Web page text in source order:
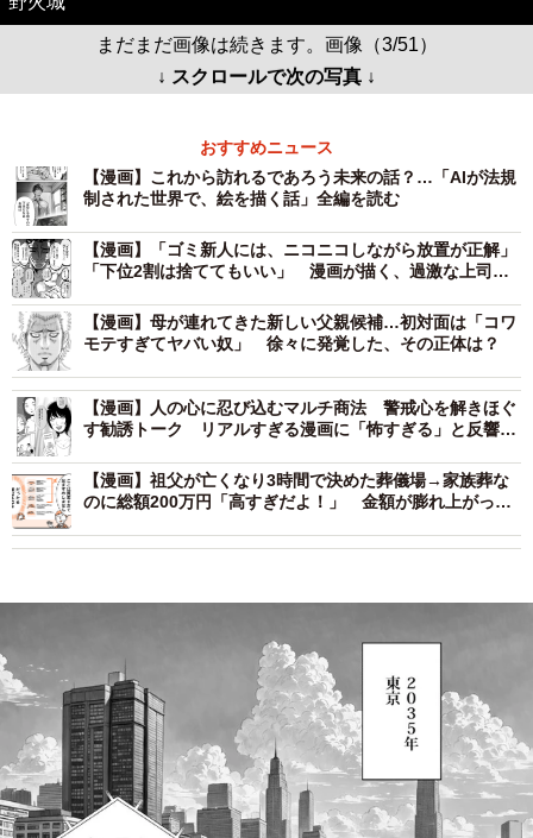
まだまだ画像は続きます。画像（3/51）
↓ スクロールで次の写真 ↓
おすすめニュース
【漫画】これから訪れるであろう未来の話？…「AIが法規
制された世界で、絵を描く話」全編を読む
【漫画】「ゴミ新人には、ニコニコしながら放置が正解」
「下位2割は捨ててもいい」 漫画が描く、過激な上司
【漫画】母が連れてきた新しい父親候補…初対面は「コワ
モテすぎてヤバい奴」 徐々に発覚した、その正体は？
【漫画】人の心に忍び込むマルチ商法 警戒心を解きほぐ
す勧誘トーク リアルすぎる漫画に「怖すぎる」と反響
【漫画】祖父が亡くなり3時間で決めた葬儀場→家族葬な
のに総額200万円「高すぎだよ！」 金額が膨れ上がった